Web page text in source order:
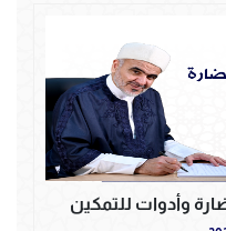
وأدوات للتمكين